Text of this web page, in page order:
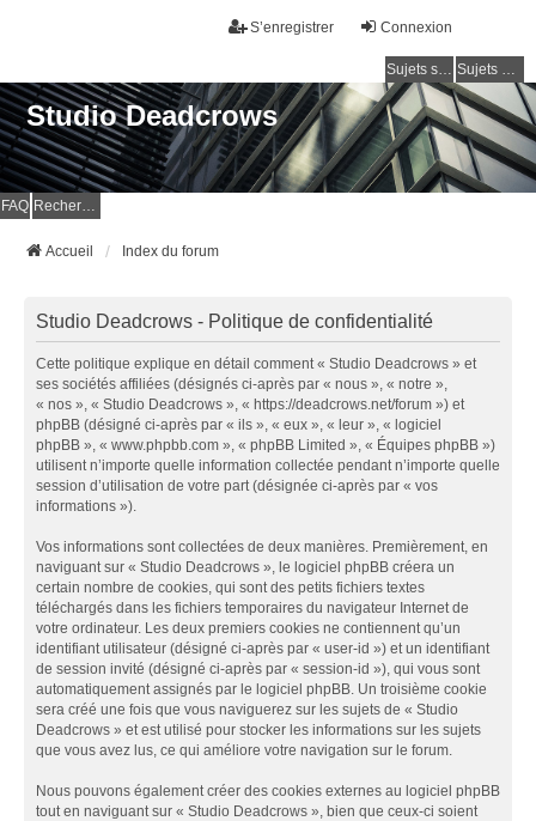
Connexion
S’enregistrer
Sujets sans réponse Sujets actifs
Studio Deadcrows
FAQ Rechercher
Accueil Index du forum
Studio Deadcrows - Politique de confidentialité
Cette politique explique en détail comment « Studio Deadcrows » et
ses sociétés affiliées (désignés ci-après par « nous », « notre »,
« nos », « Studio Deadcrows », « https://deadcrows.net/forum ») et
phpBB (désigné ci-après par « ils », « eux », « leur », « logiciel
phpBB », « www.phpbb.com », « phpBB Limited », « Équipes phpBB »)
utilisent n’importe quelle information collectée pendant n’importe quelle
session d’utilisation de votre part (désignée ci-après par « vos
informations »).
Vos informations sont collectées de deux manières. Premièrement, en
naviguant sur « Studio Deadcrows », le logiciel phpBB créera un
certain nombre de cookies, qui sont des petits fichiers textes
téléchargés dans les fichiers temporaires du navigateur Internet de
votre ordinateur. Les deux premiers cookies ne contiennent qu’un
identifiant utilisateur (désigné ci-après par « user-id ») et un identifiant
de session invité (désigné ci-après par « session-id »), qui vous sont
automatiquement assignés par le logiciel phpBB. Un troisième cookie
sera créé une fois que vous naviguerez sur les sujets de « Studio
Deadcrows » et est utilisé pour stocker les informations sur les sujets
que vous avez lus, ce qui améliore votre navigation sur le forum.
Nous pouvons également créer des cookies externes au logiciel phpBB
tout en naviguant sur « Studio Deadcrows », bien que ceux-ci soient